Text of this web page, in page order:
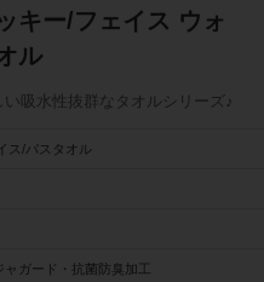
キー/フェイス ウォ
ル
吸水性抜群なタオルシリーズ♪
ス/バスタオル
ガード・抗菌防臭加工